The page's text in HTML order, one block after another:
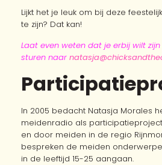
Lijkt het je leuk om bij deze
te zijn? Dat kan!
Laat even weten dat je erbij wilt
sturen naar
In 2005 bedacht Natasja Morales
meidenradio als
en door meiden in de regio
bespreken de meiden
in de leeftijd 15-25 aangaan.